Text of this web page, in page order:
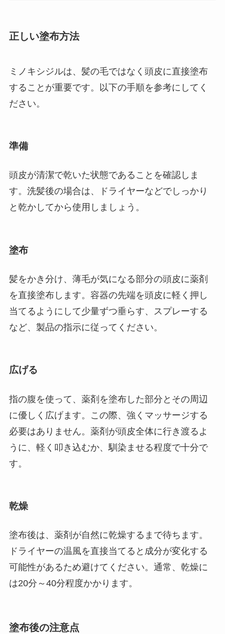
正しい塗布方法
ミノキシジルは、髪の毛ではなく頭皮に直接塗布
することが重要です。以下の手順を参考にしてく
ださい。
準備
頭皮が清潔で乾いた状態であることを確認しま
す。洗髪後の場合は、ドライヤーなどでしっかり
と乾かしてから使用しましょう。
塗布
髪をかき分け、薄毛が気になる部分の頭皮に薬剤
を直接塗布します。容器の先端を頭皮に軽く押し
当てるようにして少量ずつ垂らす、スプレーする
など、製品の指示に従ってください。
広げる
指の腹を使って、薬剤を塗布した部分とその周辺
に優しく広げます。この際、強くマッサージする
必要はありません。薬剤が頭皮全体に行き渡るよ
うに、軽く叩き込むか、馴染ませる程度で十分で
す。
乾燥
塗布後は、薬剤が自然に乾燥するまで待ちます。
ドライヤーの温風を直接当てると成分が変化する
可能性があるため避けてください。通常、乾燥に
は20分～40分程度かかります。
塗布後の注意点